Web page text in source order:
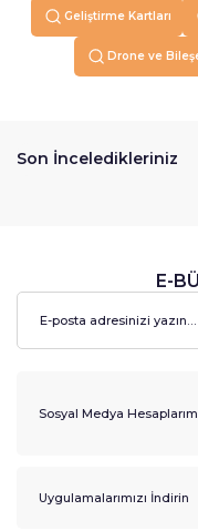
Geliştirme Kartları
Drone ve
Son İnceledikleriniz
E-
Sosyal Medya
Uygulamalarımızı İndirin